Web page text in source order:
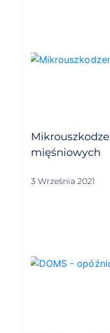
mięśniowych
3 Września 2021